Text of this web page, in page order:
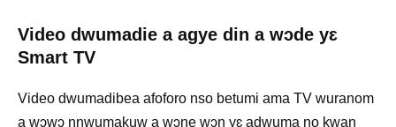
Video dwumadie a agye din a wɔde yɛ
Smart TV
Video dwumadibea afoforo nso betumi ama TV wuranom
a wɔwɔ nnwumakuw a wɔne wɔn yɛ adwuma no kwan